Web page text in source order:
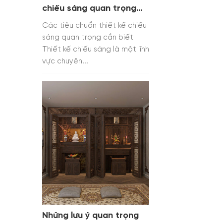
chiếu sáng quan trọng
cần biết
Các tiêu chuẩn thiết kế chiếu
sáng quan trọng cần biết
Thiết kế chiếu sáng là một lĩnh
vực chuyên...
Những lưu ý quan trọng